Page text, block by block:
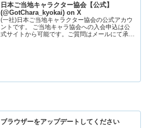
日本ご当地キャラクター協会【公式】
(@GotChara_kyokai) on X
(一社)日本ご当地キャラクター協会の公式アカウ
ントです。 ご当地キャラ協会への入会申込は公
式サイトから可能です。ご質問はメールにて承っ
ブラウザーをアップデートしてください